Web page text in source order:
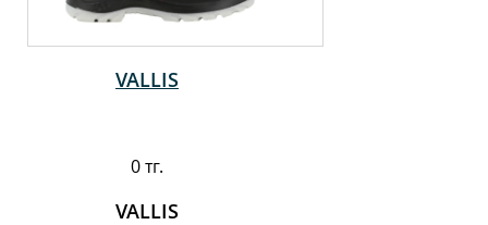
VALLIS
0 тг.
VALLIS